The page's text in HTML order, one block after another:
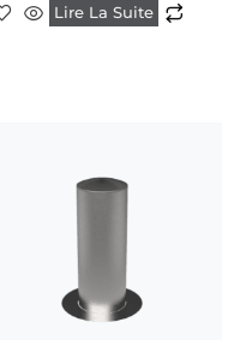
Lire La Suite